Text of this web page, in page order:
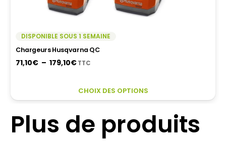
DISPONIBLE SOUS 1 SEMAINE
Chargeurs Husqvarna QC
71,10€ – 179,10€Plage
71,10€
179,10€
TTC
CHOIX DES OPTIONS
Plus de produits